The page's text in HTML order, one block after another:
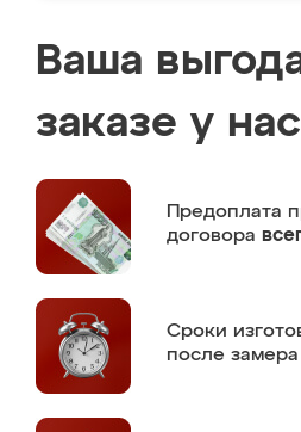
Ваша
заказе у нас
Предоплата
договора
Сроки
после замера